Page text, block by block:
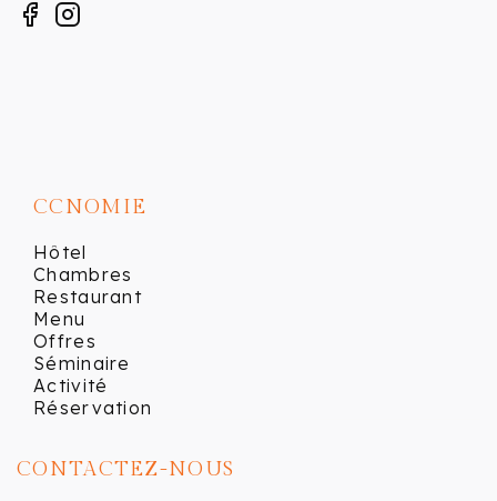
CCNOMIE
Hôtel
Chambres
Restaurant
Menu
Offres
Séminaire
Activité
Réservation
CONTACTEZ-NOUS